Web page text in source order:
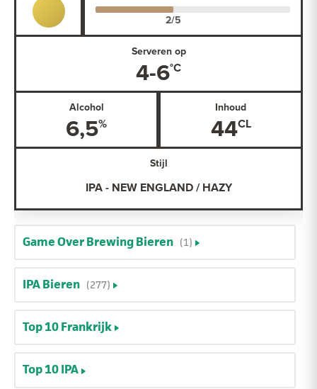
Serveren op
4-6
Alcohol
6,5
Inhoud
44
Stijl
IPA - NEW ENGLAND / HAZY
Game Over Brewing Bieren (1)
IPA Bieren (277)
Top 10 Frankrijk
Top 10 IPA